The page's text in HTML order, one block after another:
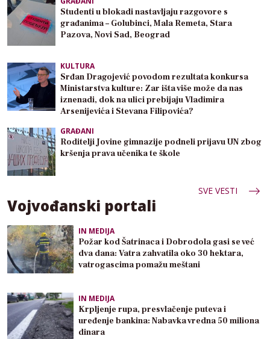
Studenti u blokadi nastavljaju razgovore s
građanima – Golubinci, Mala Remeta, Stara
Pazova, Novi Sad, Beograd
KULTURA
Srđan Dragojević povodom rezultata konkursa
Ministarstva kulture: Zar išta više može da nas
iznenadi, dok na ulici prebijaju Vladimira
Arsenijevića i Stevana Filipovića?
GRAĐANI
Roditelji Jovine gimnazije podneli prijavu UN zbog
kršenja prava učenika te škole
SVE VESTI
Vojvođanski portali
IN MEDIJA
Požar kod Šatrinaca i Dobrodola gasi se već
dva dana: Vatra zahvatila oko 30 hektara,
vatrogascima pomažu meštani
IN MEDIJA
Krpljenje rupa, presvlačenje puteva i
uređenje bankina: Nabavka vredna 50 miliona
dinara